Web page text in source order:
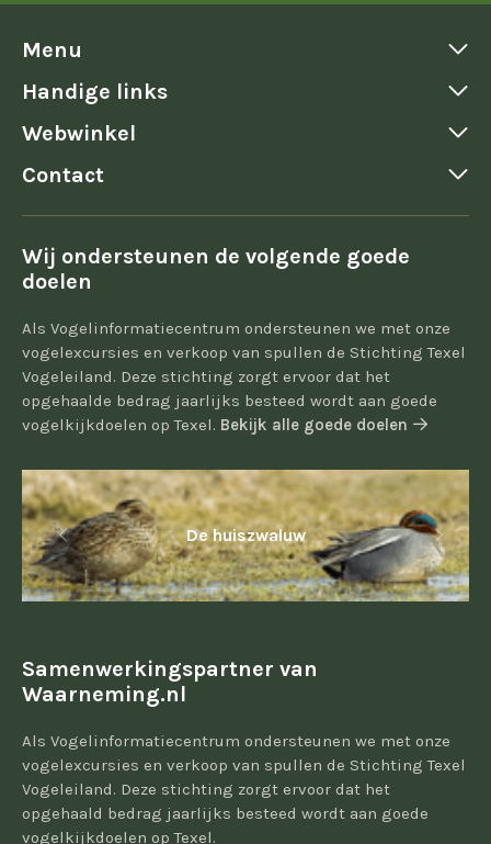
Menu
Handige links
Webwinkel
Contact
Wij ondersteunen de volgende goede
doelen
Als Vogelinformatiecentrum ondersteunen we met onze
vogelexcursies en verkoop van spullen de Stichting Texel
Vogeleiland. Deze stichting zorgt ervoor dat het
opgehaalde bedrag jaarlijks besteed wordt aan goede
vogelkijkdoelen op Texel. Bekijk alle goede doelen
De huiszwaluw
Samenwerkingspartner van
Waarneming.nl
Als Vogelinformatiecentrum ondersteunen we met onze
vogelexcursies en verkoop van spullen de Stichting Texel
Vogeleiland. Deze stichting zorgt ervoor dat het
opgehaald bedrag jaarlijks besteed wordt aan goede
vogelkijkdoelen op Texel.